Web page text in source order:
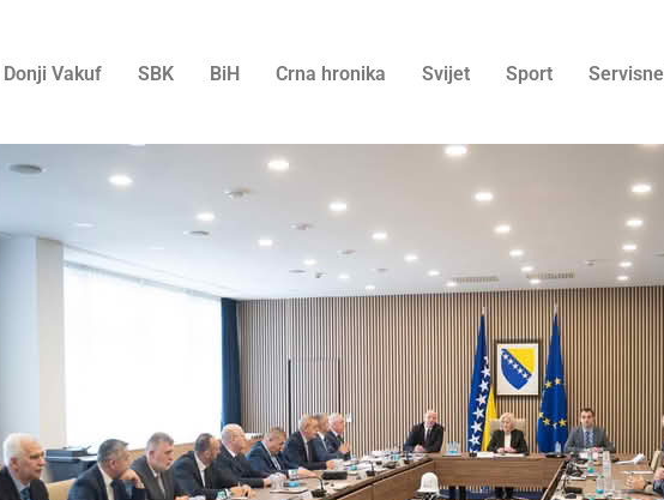
Donji Vakuf SBK BiH Crna hronika Svijet Sport